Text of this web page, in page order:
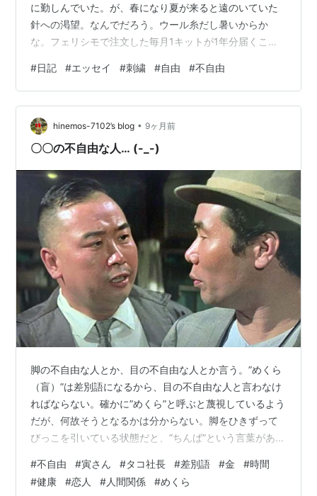
に勤しんでいた。が、春になり夏が来ると遠のいていた
針への渇望。なんでだろう。ウール糸だし暑いからか
な。フェリシモで注文した毎月1キットが1年分届くこの
が、10ヶ月分が手つかずで残っている。自分の性格上、
毎月できるとは最初から思っていなかった。（ちゃんと
わかってますそこは。）最悪出来なくとも老後の楽しみ
にとっておこうと思って注文した。（ちなみに同じ理由
でカリグラフィーのキット1年分と水彩ペンの絵葉書キッ
#日記 #エッセイ #刺繍 #自由 #不自由
hinemos-7102’s blog • 9ヶ月前
〇〇の不自由な人… (-_-)
脚の不自由な人とか、目の不自由な人とか言う。”めくら
（盲）”は差別語になるから、目の不自由な人と言わなけ
ればならない。確かに”めくら”と呼ぶと蔑視しているよう
だが、何故そうとなるかは分からない。脚をひきずって
びっこを引いている状態だと、”ちんば”という言葉があっ
か？医学では”跛行（はこう）”と言うとのことだから、や
やこしい。”〇〇の不自由な人”という言い方をするなら、
#不自由 #寅さん #タコ社長 #差別語 #金 #時間
#健康 #恋人 #人間関係 #めくら